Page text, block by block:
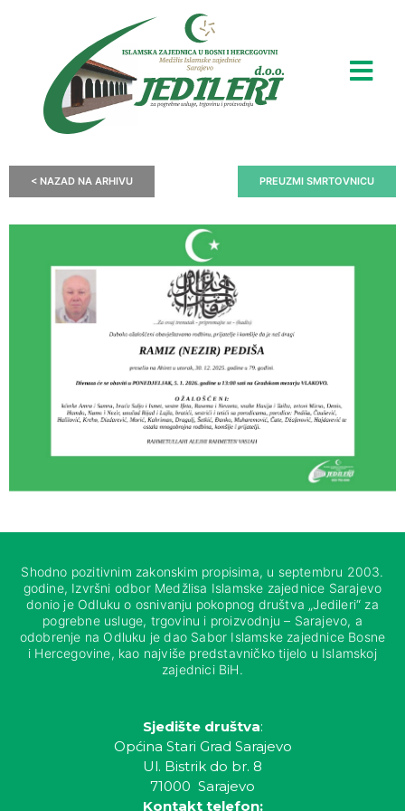
< NAZAD NA ARHIVU PREUZMI SMRTOVNICU
Shodno pozitivnim zakonskim propisima, u septembru 2003.
godine, Izvršni odbor Medžlisa Islamske zajednice Sarajevo
donio je Odluku o osnivanju pokopnog društva „Jedileri“ za
pogrebne usluge, trgovinu i proizvodnju – Sarajevo, a
odobrenje na Odluku je dao Sabor Islamske zajednice Bosne
i Hercegovine, kao najviše predstavničko tijelo u Islamskoj
zajednici BiH.
Sjedište društva:
Općina Stari Grad Sarajevo
Ul. Bistrik do br. 8
71000 Sarajevo
Kontakt telefon: